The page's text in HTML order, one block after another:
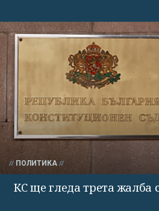
ПОЛИТИКА
КС ще гледа трета жалба